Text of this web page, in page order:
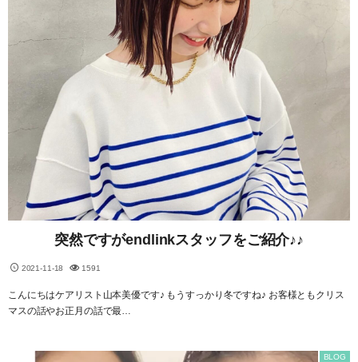
突然ですがendlinkスタッフをご紹介♪♪
2021-11-18 1591
こんにちはケアリスト山本美優です♪ もうすっかり冬ですね♪ お客様ともクリス
マスの話やお正月の話で最…
BLOG